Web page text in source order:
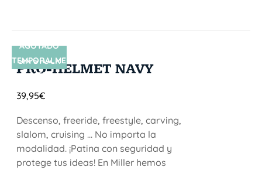
SIN STOCK
AGOTADO
TEMPORALME
NTE
PRO-HELMET NAVY
39,95€
Descenso, freeride, freestyle, carving,
slalom, cruising ... No importa la
modalidad. ¡Patina con seguridad y
protege tus ideas! En Miller hemos